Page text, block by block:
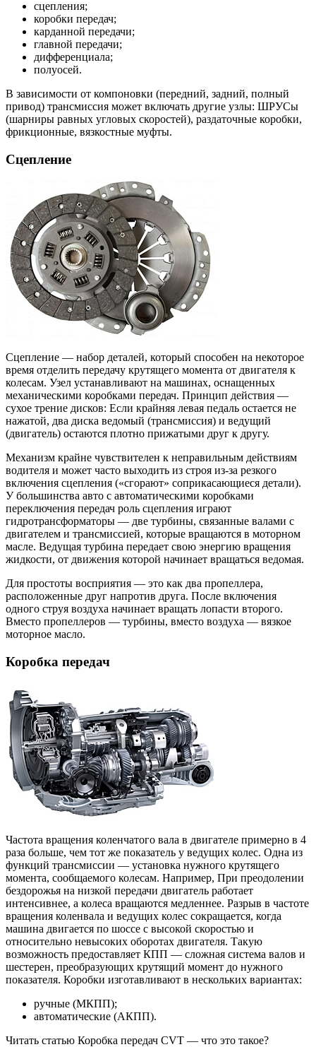
сцепления;
коробки передач;
карданной передачи;
главной передачи;
дифференциала;
полуосей.
В зависимости от компоновки (передний, задний, полный
привод) трансмиссия может включать другие узлы: ШРУСы
(шарниры равных угловых скоростей), раздаточные коробки,
фрикционные, вязкостные муфты.
Сцепление
Сцепление — набор деталей, который способен на некоторое
время отделить передачу крутящего момента от двигателя к
колесам. Узел устанавливают на машинах, оснащенных
механическими коробками передач. Принцип действия —
сухое трение дисков: Если крайняя левая педаль остается не
нажатой, два диска ведомый (трансмиссия) и ведущий
(двигатель) остаются плотно прижатыми друг к другу.
Механизм крайне чувствителен к неправильным действиям
водителя и может часто выходить из строя из-за резкого
включения сцепления («сгорают» соприкасающиеся детали).
У большинства авто с автоматическими коробками
переключения передач роль сцепления играют
гидротрансформаторы — две турбины, связанные валами с
двигателем и трансмиссией, которые вращаются в моторном
масле. Ведущая турбина передает свою энергию вращения
жидкости, от движения которой начинает вращаться ведомая.
Для простоты восприятия — это как два пропеллера,
расположенные друг напротив друга. После включения
одного струя воздуха начинает вращать лопасти второго.
Вместо пропеллеров — турбины, вместо воздуха — вязкое
моторное масло.
Коробка передач
Частота вращения коленчатого вала в двигателе примерно в 4
раза больше, чем тот же показатель у ведущих колес. Одна из
функций трансмиссии — установка нужного крутящего
момента, сообщаемого колесам. Например, При преодолении
бездорожья на низкой передачи двигатель работает
интенсивнее, а колеса вращаются медленнее. Разрыв в частоте
вращения коленвала и ведущих колес сокращается, когда
машина двигается по шоссе с высокой скоростью и
относительно невысоких оборотах двигателя. Такую
возможность предоставляет КПП — сложная система валов и
шестерен, преобразующих крутящий момент до нужного
показателя. Коробки изготавливают в нескольких вариантах:
ручные (МКПП);
автоматические (АКПП).
Читать статью Коробка передач CVT — что это такое?